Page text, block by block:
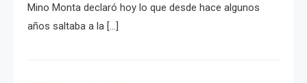
Mino Monta declaró hoy lo que desde hace algunos
años saltaba a la […]